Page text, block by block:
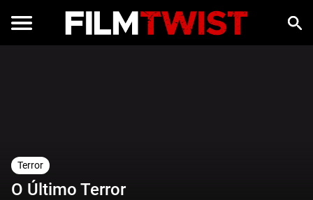
Terror
O Último Terror